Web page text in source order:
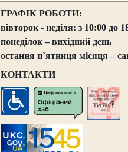
ГРАФІК РОБОТИ:
вівторок - неділя: з 10:00 до
понеділок – вихідний день
остання п`ятниця місяця –
КОНТАКТИ